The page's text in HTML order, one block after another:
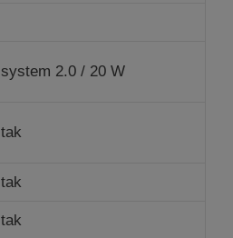
system 2.0 / 20 W
tak
tak
tak